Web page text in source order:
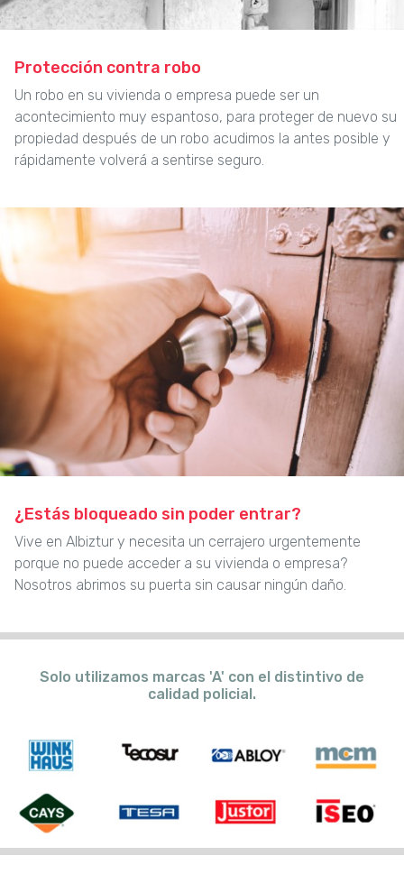
Protección contra robo
Un robo en su vivienda o empresa puede ser un
acontecimiento muy espantoso, para proteger de nuevo su
propiedad después de un robo acudimos la antes posible y
rápidamente volverá a sentirse seguro.
¿Estás bloqueado sin poder entrar?
Vive en Albiztur y necesita un cerrajero urgentemente
porque no puede acceder a su vivienda o empresa?
Nosotros abrimos su puerta sin causar ningún daño.
Solo utilizamos marcas 'A' con el distintivo de
calidad policial.